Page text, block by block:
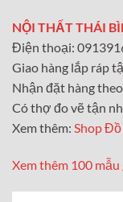
NỘI THẤT THÁI
Điện thoại:
Giao hàng lắp ráp
Nhận đặt hàng
Có thợ đo vẽ tận
Xem thêm: Shop
Xem thêm 100